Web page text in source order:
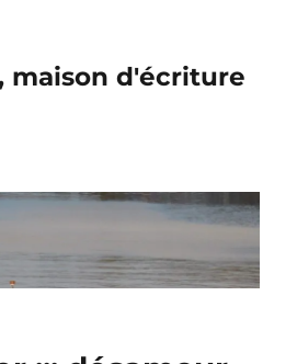
maison d'écriture